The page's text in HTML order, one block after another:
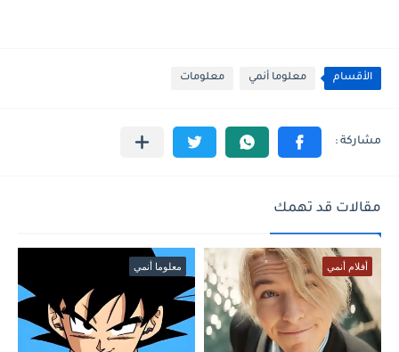
الأقسام معلوما أنمي معلومات
مقالات قد تهمك
أفلام أنمي معلوما أنمي